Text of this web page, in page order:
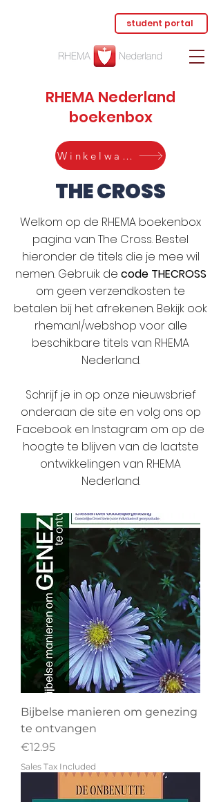
student portal
RHEMA Nederland
boekenbox
Winkelwagen
THE CROSS
Welkom op de RHEMA boekenbox
pagina van The Cross. Bestel
hieronder de titels die je mee wil
nemen. Gebruik de code THECROSS
om geen verzendkosten te
betalen bij het afrekenen. Bekijk ook
rhema.nl/webshop voor alle
beschikbare titels van RHEMA
Nederland.
Schrijf je in op onze nieuwsbrief
onderaan de site en volg ons op
Facebook en Instagram om op de
hoogte te blijven van de laatste
ontwikkelingen van RHEMA
Nederland.
Bijbelse manieren om genezing
te ontvangen
Price
€12.95
Sales Tax Included